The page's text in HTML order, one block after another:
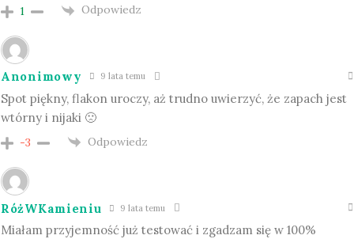
1 Odpowiedz
Anonimowy 9 lata temu
Spot piękny, flakon uroczy, aż trudno uwierzyć, że zapach jest
wtórny i nijaki 🙁
-3 Odpowiedz
RóżWKamieniu 9 lata temu
Miałam przyjemność już testować i zgadzam się w 100%